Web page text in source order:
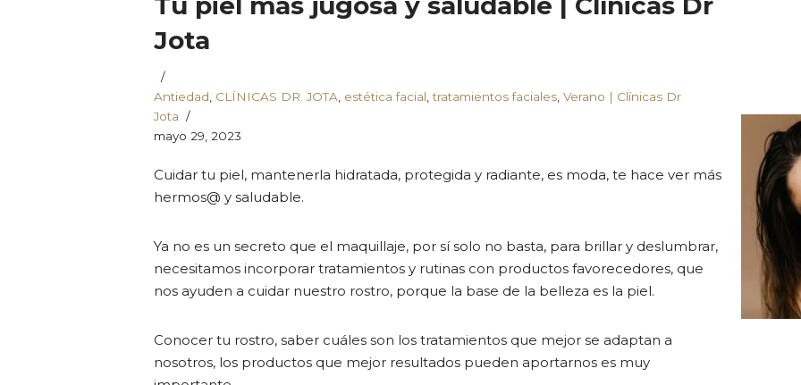
Jota
Antiedad CLÍNICAS DR. JOTA estética facial ,tratamientos faciales, Verano | Clínicas Dr
Jota
mayo 29, 2023
Cuidar tu piel, mantenerla hidratada, protegida y radiante, es moda, te hace ver más
hermos@ y saludable.
Ya no es un secreto que el maquillaje, por sí solo no basta, para brillar y deslumbrar,
necesitamos incorporar tratamientos y rutinas con productos favorecedores, que
nos ayuden a cuidar nuestro rostro, porque la base de la belleza es la piel.
Conocer tu rostro, saber cuáles son los tratamientos que mejor se adaptan a
nosotros, los productos que mejor resultados pueden aportarnos es muy